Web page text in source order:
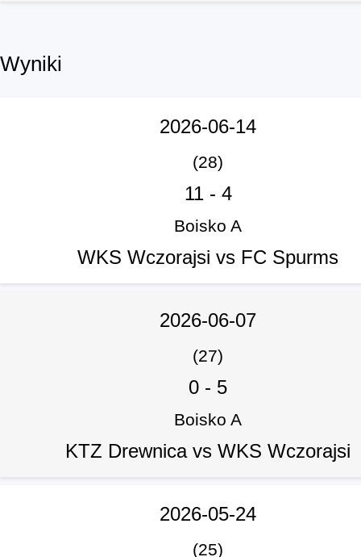
Wyniki
2026-06-14
(28)
11- 4
Boisko A
WKS Wczorajsi vs FC Spurms
2026-06-07
(27)
0 - 5
Boisko A
KTZ Drewnica vs WKS Wczorajsi
2026-05-24
(25)